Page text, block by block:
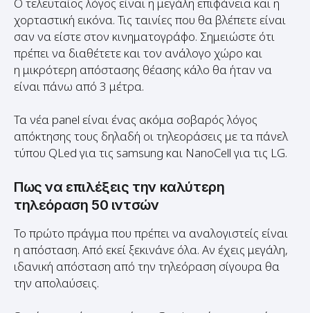
σαν να είστε στον κινηματογράφο. Σημειώστε ότι
πρέπει να διαθέτετε και τον ανάλογο χώρο και
η μικρότερη απόστασης θέασης κάλο θα ήταν να
είναι πάνω από 3 μέτρα.
Τα νέα panel είναι ένας ακόμα σοβαρός λόγος
τύπου QLed για τις samsung και NanoCell για τις LG.
Πως να επιλέξεις την καλύτερη
τηλεόραση 50 ιντσών
Το πρώτο πράγμα που πρέπει να αναλογιστείς είναι
ιδανική απόσταση από την τηλεόραση σίγουρα θα
την απολαύσεις.
Ωστόσο αν είσαι και τύπος Gaming τότε η αγορά